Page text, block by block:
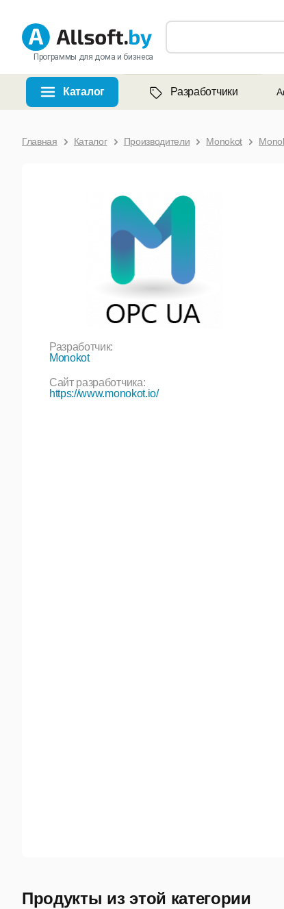
Программы для дома и бизнеса
Каталог Разработчики
Главная Каталог Производители Monokot
Разработчик:
Monokot
Сайт разработчика:
https://www.monokot.io/
Продукты из этой категории